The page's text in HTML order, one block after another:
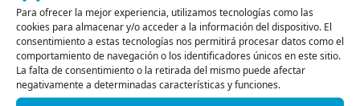
Para ofrecer la mejor experiencia, utilizamos tecnologías como las
cookies para almacenar y/o acceder a la información del dispositivo. El
consentimiento a estas tecnologías nos permitirá procesar datos como el
comportamiento de navegación o los identificadores únicos en este sitio.
La falta de consentimiento o la retirada del mismo puede afectar
negativamente a determinadas características y funciones.